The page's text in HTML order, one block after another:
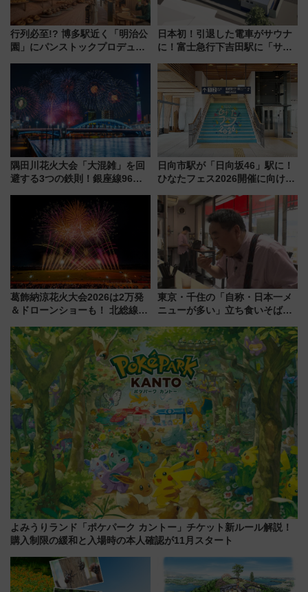
行列必至!? 博多駅近く「明治公
園」にパンストックプロデュー
オープン 秋からはビストロ営業
も！
日本初！引退した電車がサウナ
に！富士急行下吉田駅に「サ電
業 行き交う電車の音や振動を
感じながら「ととのう」新感覚
隅田川花火大会「大混雑」を回
避する3つの鉄則！銀座線96本
ツリー駅の規制まとめ 7/25開催
（2026年）
日向市駅が「日向坂46」駅に！
ひなたフェス2026開催に向けJR
全力応援 夜行列車「ドリーム
おひさま号」も走る
葛飾納涼花火大会2026は2万発
＆ドローンショーも！ 北総線を
車、観覧スポット情報と周辺観
光まとめ（7/28開催）
東京・千住の「自称・日本一メ
ニューが多い」立ち食いそば屋
地のふらっと立ち食いそば』
7/27夜10時～放送
よみうりランド「ポケパーク カントー」チケット新ルール解説！
購入制限の緩和と入場時の本人確認が11月スタート